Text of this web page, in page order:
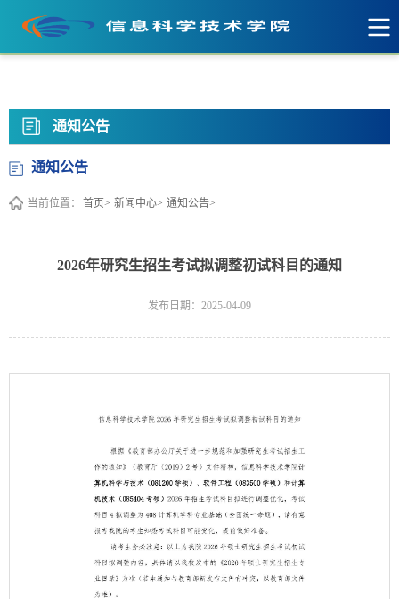
英国·威廉希尔(WilliamHill)中文官网-
通知公告
通知公告
当前位置： 首页> 新闻中心> 通知公告>
2026年研究生招生考试拟调整初试科目的通知
发布日期：2025-04-09